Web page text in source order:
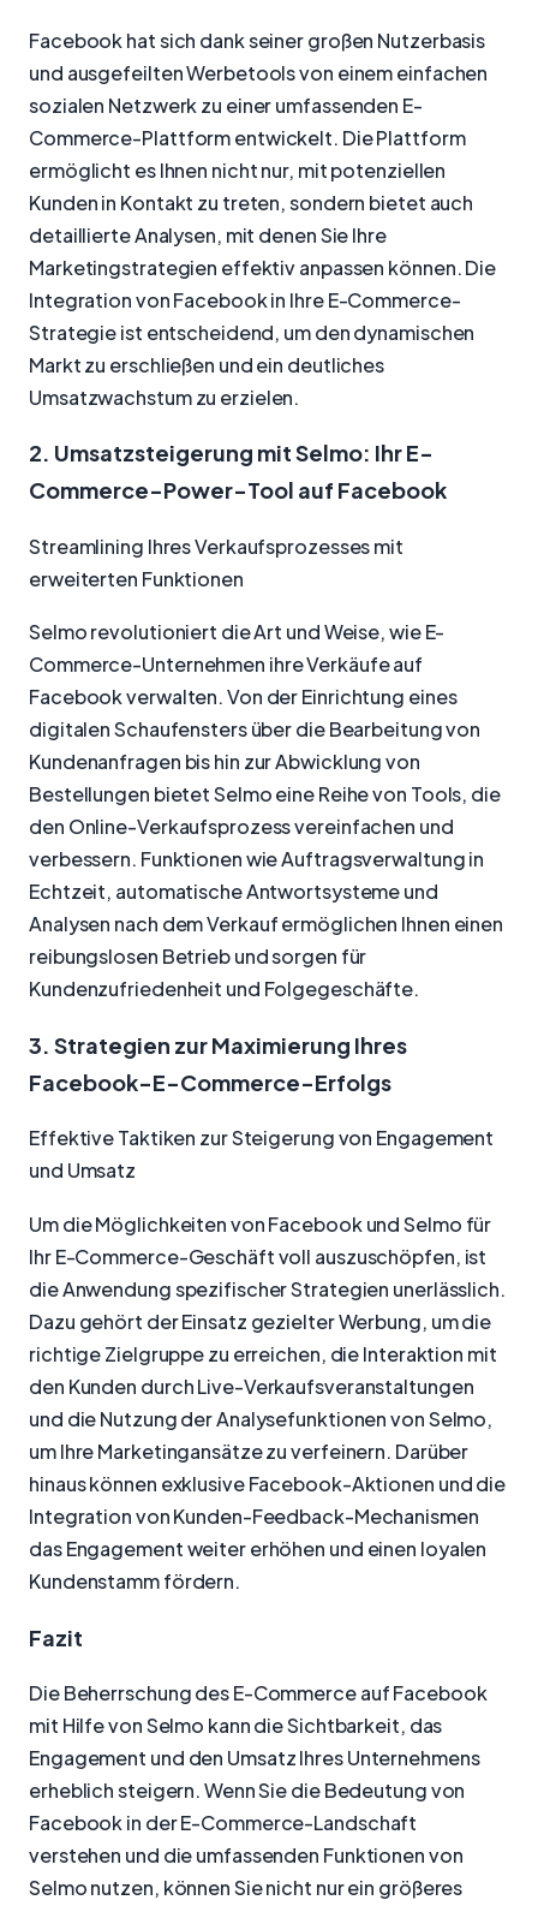
Facebook hat sich dank seiner großen Nutzerbasis
und ausgefeilten Werbetools von einem einfachen
sozialen Netzwerk zu einer umfassenden E-
Commerce-Plattform entwickelt. Die Plattform
ermöglicht es Ihnen nicht nur, mit potenziellen
Kunden in Kontakt zu treten, sondern bietet auch
detaillierte Analysen, mit denen Sie Ihre
Marketingstrategien effektiv anpassen können. Die
Integration von Facebook in Ihre E-Commerce-
Strategie ist entscheidend, um den dynamischen
Markt zu erschließen und ein deutliches
Umsatzwachstum zu erzielen.
2. Umsatzsteigerung mit Selmo: Ihr E-
Commerce-Power-Tool auf Facebook
Streamlining Ihres Verkaufsprozesses mit
erweiterten Funktionen
Selmo revolutioniert die Art und Weise, wie E-
Commerce-Unternehmen ihre Verkäufe auf
Facebook verwalten. Von der Einrichtung eines
digitalen Schaufensters über die Bearbeitung von
Kundenanfragen bis hin zur Abwicklung von
Bestellungen bietet Selmo eine Reihe von Tools, die
den Online-Verkaufsprozess vereinfachen und
verbessern. Funktionen wie Auftragsverwaltung in
Echtzeit, automatische Antwortsysteme und
Analysen nach dem Verkauf ermöglichen Ihnen einen
reibungslosen Betrieb und sorgen für
Kundenzufriedenheit und Folgegeschäfte.
3. Strategien zur Maximierung Ihres
Facebook-E-Commerce-Erfolgs
Effektive Taktiken zur Steigerung von Engagement
und Umsatz
Um die Möglichkeiten von Facebook und Selmo für
Ihr E-Commerce-Geschäft voll auszuschöpfen, ist
die Anwendung spezifischer Strategien unerlässlich.
Dazu gehört der Einsatz gezielter Werbung, um die
richtige Zielgruppe zu erreichen, die Interaktion mit
den Kunden durch Live-Verkaufsveranstaltungen
und die Nutzung der Analysefunktionen von Selmo,
um Ihre Marketingansätze zu verfeinern. Darüber
hinaus können exklusive Facebook-Aktionen und die
Integration von Kunden-Feedback-Mechanismen
das Engagement weiter erhöhen und einen loyalen
Kundenstamm fördern.
Fazit
Die Beherrschung des E-Commerce auf Facebook
mit Hilfe von Selmo kann die Sichtbarkeit, das
Engagement und den Umsatz Ihres Unternehmens
erheblich steigern. Wenn Sie die Bedeutung von
Facebook in der E-Commerce-Landschaft
verstehen und die umfassenden Funktionen von
Selmo nutzen, können Sie nicht nur ein größeres